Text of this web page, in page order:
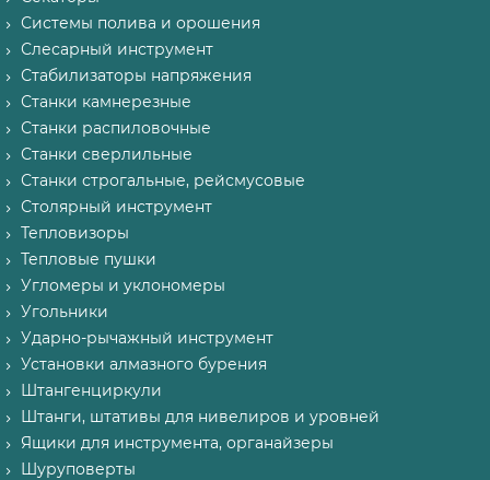
Системы полива и орошения
Слесарный инструмент
Стабилизаторы напряжения
Станки камнерезные
Станки распиловочные
Станки сверлильные
Станки строгальные, рейсмусовые
Столярный инструмент
Тепловизоры
Тепловые пушки
Угломеры и уклономеры
Угольники
Ударно-рычажный инструмент
Установки алмазного бурения
Штангенциркули
Штанги, штативы для нивелиров и уровней
Ящики для инструмента, органайзеры
Шуруповерты